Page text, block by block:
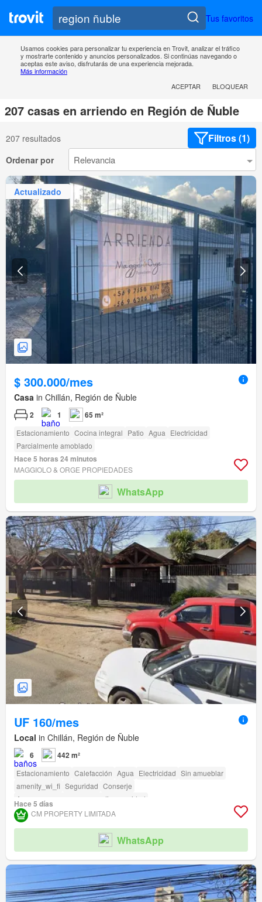
Tus favoritos
Usamos cookies para personalizar tu experiencia en Trovit, analizar el tráfico
y mostrarte contenido y anuncios personalizados. Si continúas navegando o
aceptas este aviso, disfrutarás de una experiencia mejorada.
Más información
ACEPTAR
BLOQUEAR
207 casas en arriendo en Región de Ñuble
207 resultados Filtros (1)
Ordenar por
Actualizado
$ 300.000/mes
Casa in Chillán, Región de Ñuble
2 1 65 m²
Estacionamiento Cocina integral Patio Agua Electricidad
Parcialmente amoblado
Hace 5 horas 24 minutos
MAGGIOLO & ORGE PROPIEDADES
WhatsApp
UF 160/mes
Local in Chillán, Región de Ñuble
6 442 m²
Estacionamiento Calefacción Agua Electricidad Sin amueblar
amenity_wi_fi Seguridad Conserje
Acceso para personas con discapacidad
Hace 5 días
CM PROPERTY LIMITADA
WhatsApp